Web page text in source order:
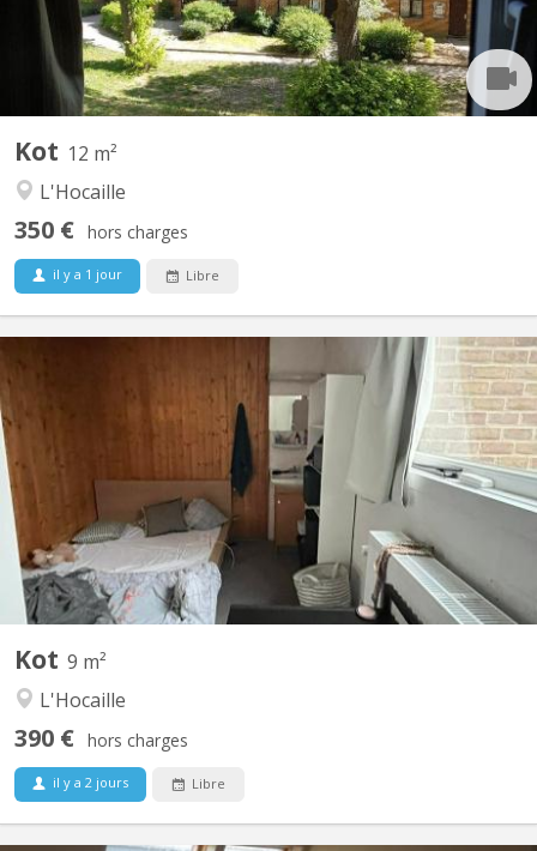
Kot 12 m²
L'Hocaille
350 € hors charges
il y a 1 jour Libre
Kot 9 m²
L'Hocaille
390 € hors charges
il y a 2 jours Libre
KV 2207
Kot à louer dans un communautaire de 8 situé dans l'hocaille à 7
min à pied de la grande place. disponible dès le 1er juillet 2026 et
ce jusqu'au 11 septembre 2026.